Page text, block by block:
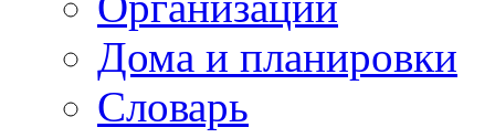
Дома и планировки
Словарь